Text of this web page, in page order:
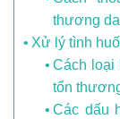
thương da
Xử lý tình
Cách loại
tổn
Các dấu